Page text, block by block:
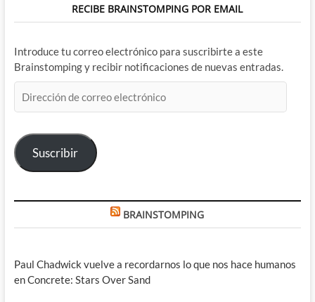
RECIBE BRAINSTOMPING POR EMAIL
Introduce tu correo electrónico para suscribirte a este
Brainstomping y recibir notificaciones de nuevas entradas.
de
electrónico
Suscribir
BRAINSTOMPING
Paul Chadwick vuelve a recordarnos lo que nos hace humanos
en Concrete: Stars Over Sand